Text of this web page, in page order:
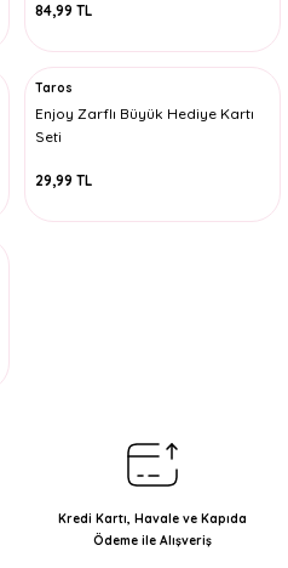
84,99 TL
Taros
Enjoy Zarflı Büyük Hediye Kartı
Seti
29,99 TL
Kredi Kartı, Havale ve Kapıda
Ödeme ile Alışveriş